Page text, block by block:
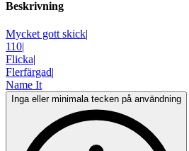
Beskrivning
Mycket gott skick|
110|
Flicka|
Flerfärgad|
Name It
Inga eller minimala tecken på användning